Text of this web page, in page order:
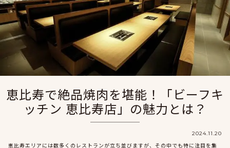
恵比寿で絶品焼肉を堪能！「ビーフキ
ッチン 恵比寿店」の魅力とは？
2024.11.20
恵比寿エリアには数多くのレストランが立ち並びますが、その中でも特に注目を集